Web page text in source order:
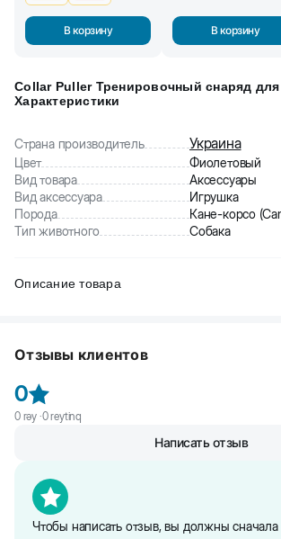
В корзину В корзину
Collar Puller Тренировочный снаряд для
Характеристики
Страна производитель Украина
Цвет
Фиолетовый
Вид товара
Аксессуары
Вид аксессуара
Игрушка
Порода
Кане-корсо
Тип животного
Собака
Описание товара
представляет собой два кольца, что в свою
долгое время. Уникальный материал не
собаки. Он не тонет, позволяя играть с
Отзывы клиентов
0
0rəy ·0reytinq
Чтобы написать отзыв, вы должны сначала
Написать отзыв